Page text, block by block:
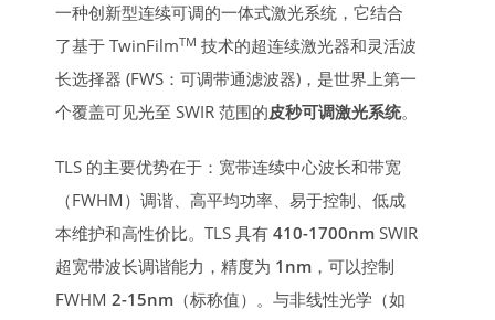
一种创新型连续可调的一体式激光系统，它结合
了基于 TwinFilmTM 技术的超连续激光器和灵活波
长选择器 (FWS：可调带通滤波器)，是世界上第一
个覆盖可见光至 SWIR 范围的皮秒可调激光系统。
TLS 的主要优势在于：宽带连续中心波长和带宽
（FWHM）调谐、高平均功率、易于控制、低成
本维护和高性价比。TLS 具有 410-1700nm SWIR
超宽带波长调谐能力，精度为 1nm ，可以控制
FWHM 2-15nm （标称值）。与非线性光学（如